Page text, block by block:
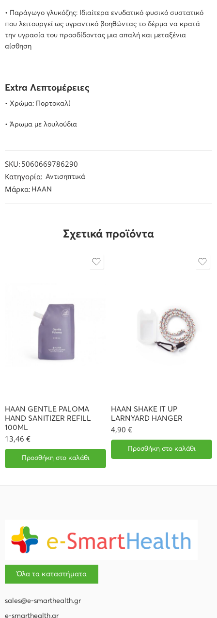
• Παράγωγο γλυκόζης: Ιδιαίτερα ενυδατικό φυσικό συστατικό
που λειτουργεί ως υγραντικό βοηθώντας το δέρμα να κρατά
την υγρασία του προσδίδοντας μια απαλή και μεταξένια
αίσθηση
Extra Λεπτομέρειες
• Χρώμα: Πορτοκαλί
• Άρωμα με λουλούδια
SKU: 5060669786290
Κατηγορία: Αντισηπτικά
Μάρκα: HAAN
Σχετικά προϊόντα
HAAN GENTLE PALOMA
HAND SANITIZER REFILL
100ML
13,46 €
Προσθήκη στο καλάθι
HAAN SHAKE IT UP
LARNYARD HANGER
4,90 €
Προσθήκη στο καλάθι
Όλα τα καταστήματα
sales@e-smarthealth.gr
e-smarthealth.gr